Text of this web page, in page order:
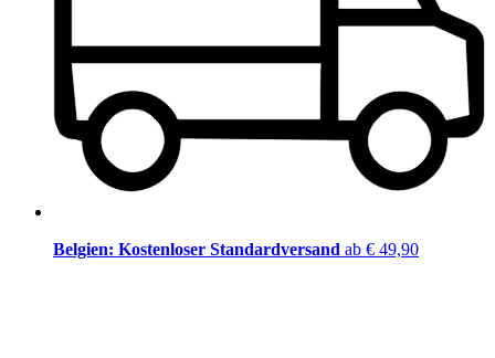
Belgien: Kostenloser Standardversand ab € 49,90